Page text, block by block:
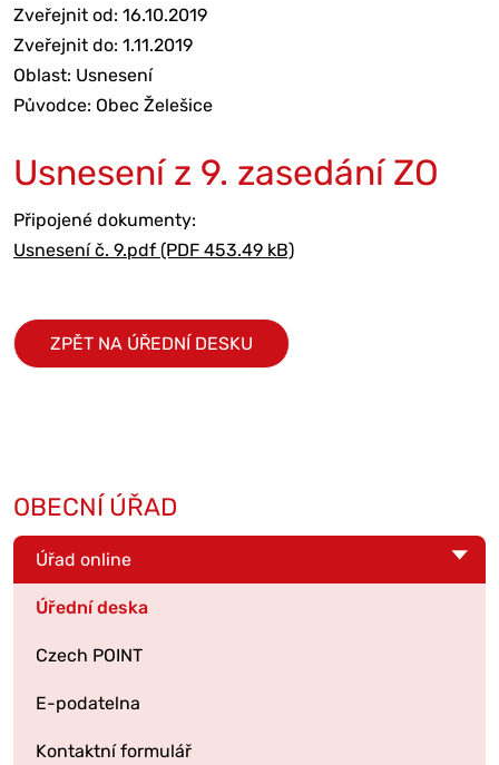
Zveřejnit od: 16.10.2019
Zveřejnit do: 1.11.2019
Oblast: Usnesení
Původce: Obec Želešice
Usnesení z 9. zasedání ZO
Připojené dokumenty:
Usnesení č. 9.pdf (PDF 453.49 kB)
ZPĚT NA ÚŘEDNÍ DESKU
OBECNÍ ÚŘAD
Úřad online
Úřední deska
Czech POINT
E-podatelna
Kontaktní formulář